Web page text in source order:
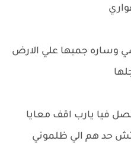
وساره جمبها علي الارض
فيا يارب اقف معايا
حد هم الي ظلموني